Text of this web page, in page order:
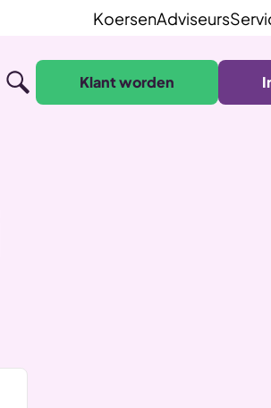
KoersenAdviseurs
Klant worden